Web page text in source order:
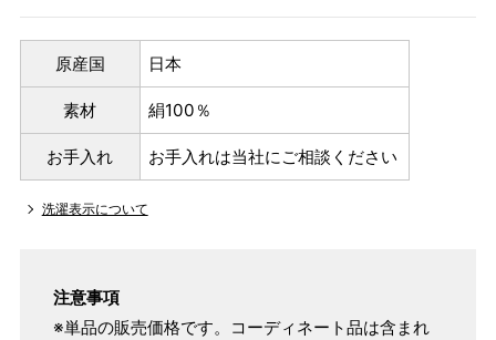
原産国 日本
素材 絹100％
お手入れ お手入れは当社にご相談ください
洗濯表示について
注意事項
※単品の販売価格です。コーディネート品は含まれ